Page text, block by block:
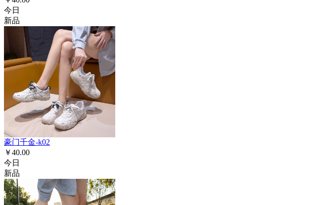
今日
新品
豪门千金-k02
￥40.00
今日
新品